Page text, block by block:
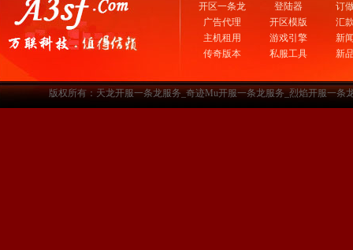
开区一条龙
广告代理
主机租用
传奇版本
登陆器
开区模版
游戏引擎
私服工具
订
汇
新
新
版权所有：天龙开服一条龙服务_奇迹Mu开服一条龙服务_烈焰开服一条